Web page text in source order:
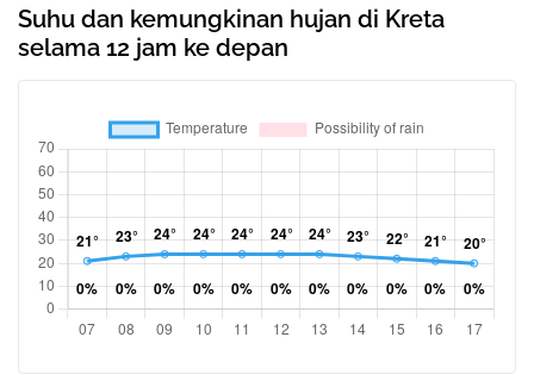
Suhu dan kemungkinan hujan di Kreta
selama 12 jam ke depan